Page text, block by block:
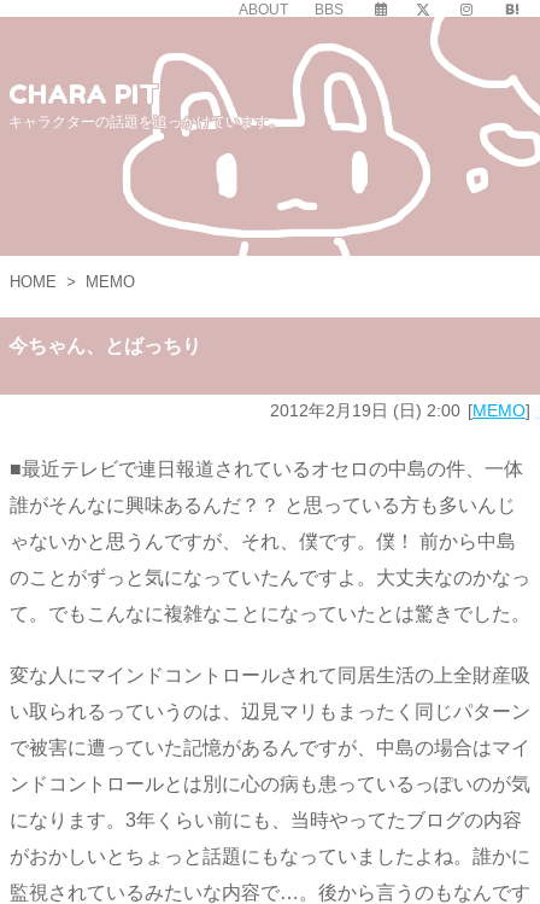
ABOUT BBS
CHARA PIT
キャラクターの話題を追っかけています。
HOME > MEMO
今ちゃん、とばっちり
2012年2月19日 (日) 2:00 MEMO
■最近テレビで連日報道されているオセロの中島の件、一体
誰がそんなに興味あるんだ？？ と思っている方も多いんじ
ゃないかと思うんですが、それ、僕です。僕！ 前から中島
のことがずっと気になっていたんですよ。大丈夫なのかなっ
て。でもこんなに複雑なことになっていたとは驚きでした。
変な人にマインドコントロールされて同居生活の上全財産吸
い取られるっていうのは、辺見マリもまったく同じパターン
で被害に遭っていた記憶があるんですが、中島の場合はマイ
ンドコントロールとは別に心の病も患っているっぽいのが気
になります。3年くらい前にも、当時やってたブログの内容
がおかしいとちょっと話題にもなっていましたよね。誰かに
監視されているみたいな内容で…。後から言うのもなんです